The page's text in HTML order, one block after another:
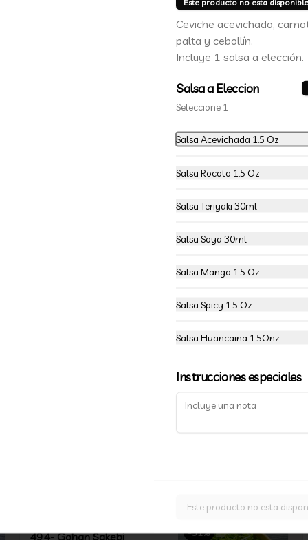
-37%
-31%
-31%
494- Gohan Sakebi
Este producto no esta disponible
Ceviche acevichado,
palta y cebollín.
Incluye 1 salsa a elección.
Salsa a Eleccion
Seleccione 1
Salsa Acevichada 1.5 Oz
Salsa Rocoto 1.5 Oz
Salsa Teriyaki 30ml
Salsa Soya 30ml
Salsa Mango 1.5 Oz
Salsa Spicy 1.5 Oz
Salsa Huancaina 1.5Onz
Instrucciones especiales
Este producto no esta